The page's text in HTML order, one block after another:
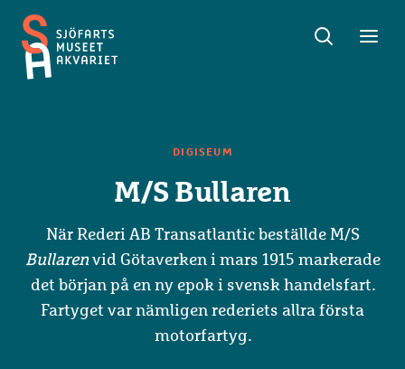
Sjöfartsmuseet
Toggle
DIGISEUM
M/S Bullaren
När Rederi AB Transatlantic beställde M/S
Bullarenvid Götaverken i mars 1915 markerade
det början på en ny epok i svensk handelsfart.
Fartyget var nämligen rederiets allra första
motorfartyg.